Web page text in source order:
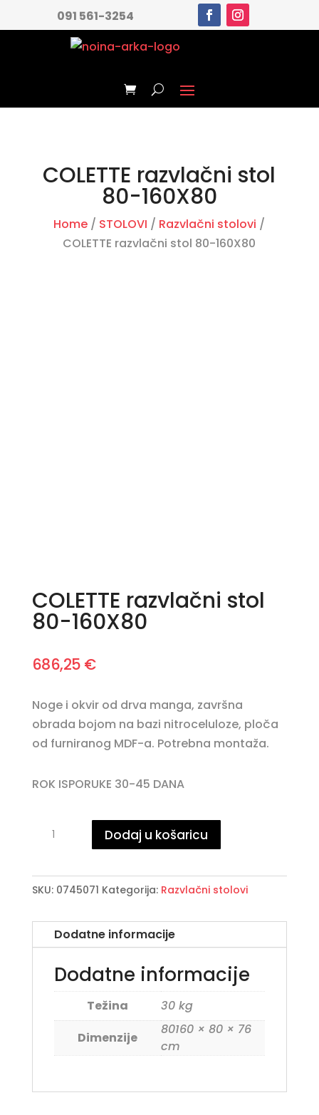
091 561-3254
COLETTE razvlačni stol
80-160X80
Home / STOLOVI / Razvlačni stolovi /
COLETTE razvlačni stol 80-160X80
COLETTE razvlačni stol
80-160X80
686,25 €
Noge i okvir od drva manga, završna
obrada bojom na bazi nitroceluloze, ploča
od furniranog MDF-a. Potrebna montaža.
ROK ISPORUKE 30-45 DANA
razvlačni
80-
količina
Dodaj u košaricu
SKU: 0745071 Kategorija: Razvlačni stolovi
Dodatne informacije
Dodatne informacije
Težina
30 kg
Dimenzije
80160 × 80 × 76
cm